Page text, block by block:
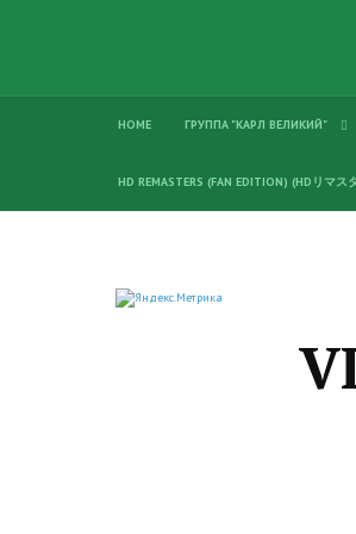
HOME ГРУППА "КАРЛ ВЕЛИКИЙ"
HD REMASTERS (FAN EDITION) (HDリマ